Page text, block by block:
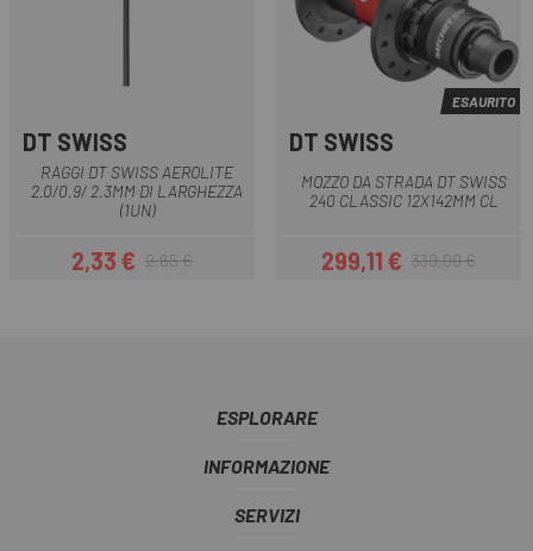
DT SWISS
RAGGI DT SWISS AEROLITE
2.0/0.9/ 2.3MM DI LARGHEZZA
(1UN)
Prezzo
2,33 €Prezzo base
2,65 €
ESAURITO
DT SWISS
MOZZO DA STRADA DT SWISS
240 CLASSIC 12X142MM CL
Prezzo
299,11 €Prezzo base
339,90 €
ESPLORARE
INFORMAZIONE
SERVIZI